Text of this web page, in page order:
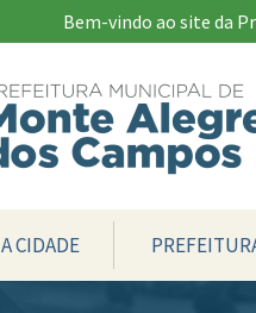
Bem-vindo ao site da
CONTEÚDO DO MENU
A CIDADE